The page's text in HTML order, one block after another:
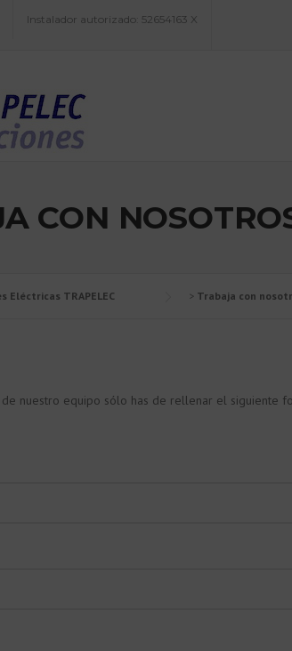
Instalador autorizado: 52654163 X
CON
Eléctricas TRAPELEC > Trabaja con
nuestro equipo sólo has de rellenar el siguiente